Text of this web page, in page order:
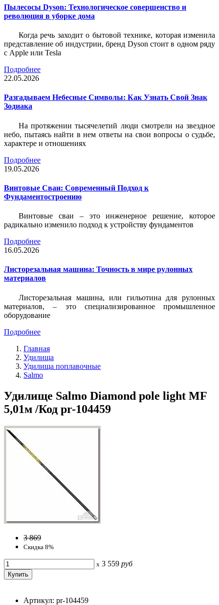
Пылесосы Dyson: Технологическое совершенство и
революция в уборке дома
Когда речь заходит о бытовой технике, которая изменила
представление об индустрии, бренд Dyson стоит в одном ряду
с Apple или Tesla
Подробнее
22.05.2026
Разгадываем Небесные Символы: Как Узнать Свой Знак
Зодиака
На протяжении тысячелетий люди смотрели на звездное
небо, пытаясь найти в нем ответы на свои вопросы о судьбе,
характере и отношениях
Подробнее
19.05.2026
Винтовые Сваи: Современный Подход к
Фундаментостроению
Винтовые сваи – это инженерное решение, которое
радикально изменило подход к устройству фундаментов
Подробнее
16.05.2026
Листорезальная машина: Точность в мире рулонных
материалов
Листорезальная машина, или гильотина для рулонных
материалов, – это специализированное промышленное
оборудование
Подробнее
Главная
Удилища
Удилища поплавочные
Salmo
Удилище Salmo Diamond pole light MF
5,01м /Код pr-104459
3 869
Скидка 8%
x 3 559 руб
Артикул: pr-104459